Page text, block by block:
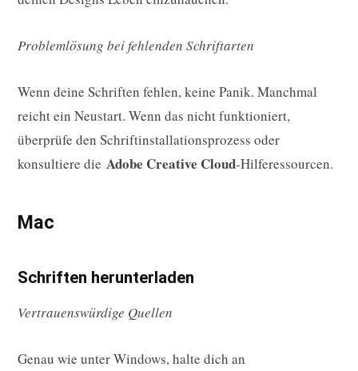
Problemlösung bei fehlenden Schriftarten
Wenn deine Schriften fehlen, keine Panik. Manchmal
reicht ein Neustart. Wenn das nicht funktioniert,
überprüfe den Schriftinstallationsprozess oder
konsultiere die Adobe Creative Cloud-Hilferessourcen.
Mac
Schriften herunterladen
Vertrauenswürdige Quellen
Genau wie unter Windows, halte dich an